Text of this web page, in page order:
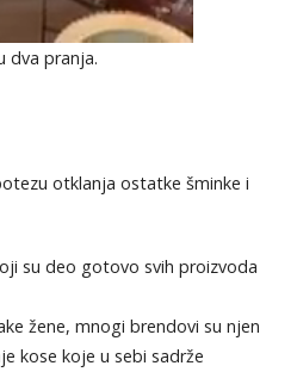
dva pranja.
otklanja ostatke šminke i
su deo gotovo svih proizvoda
žene, mnogi brendovi su njen
kose koje u sebi sadrže